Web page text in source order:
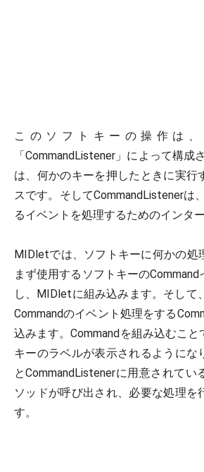
このソフトキーの操作は、
「CommandListener」によって構成
は、何かのキーを押したときに実行
スです。そしてCommandListenerは
るイベントを処理するためのインタ
MIDletでは、ソフトキーに何かの処
まず使用するソフトキーの
し、MIDletに組み込みます。そして
Commandのイベント処理をする
込みます。Commandを組み込むこと
キーのラベルが表示されるようにな
とCommandListenerに用意されてい
ソッドが呼び出され、必要な処理を
す。